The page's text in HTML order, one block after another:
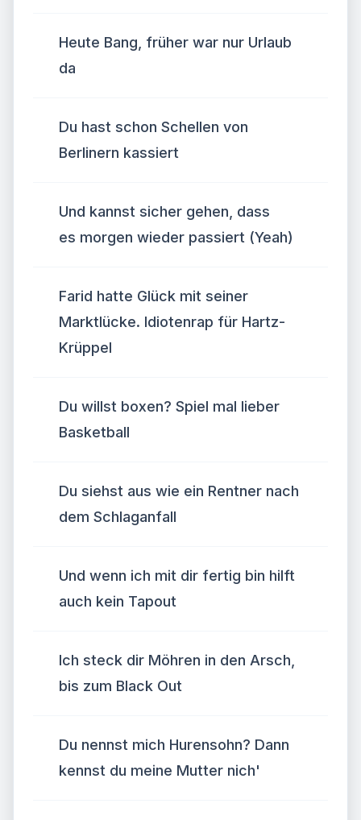
Heute Bang, früher war nur Urlaub
da
Du hast schon Schellen von
Berlinern kassiert
Und kannst sicher gehen, dass
es morgen wieder passiert (Yeah)
Farid hatte Glück mit seiner
Marktlücke. Idiotenrap für Hartz-
Krüppel
Du willst boxen? Spiel mal lieber
Basketball
Du siehst aus wie ein Rentner nach
dem Schlaganfall
Und wenn ich mit dir fertig bin hilft
auch kein Tapout
Ich steck dir Möhren in den Arsch,
bis zum Black Out
Du nennst mich Hurensohn? Dann
kennst du meine Mutter nich'